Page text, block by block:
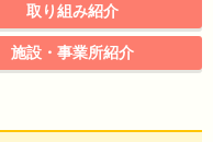
取り組み紹介
施設・事業所紹介